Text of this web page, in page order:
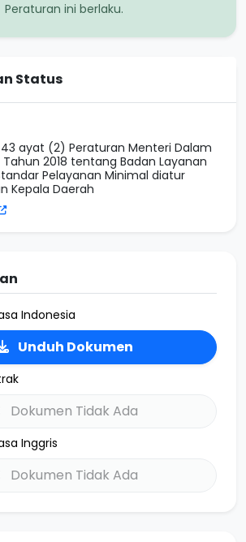
Peraturan ini berlaku.
Status
ayat (2) Peraturan Menteri Dalam
2018 tentang Badan Layanan
Pelayanan Minimal diatur
Kepala Daerah
Indonesia
Unduh Dokumen
Dokumen Tidak Ada
Inggris
Dokumen Tidak Ada